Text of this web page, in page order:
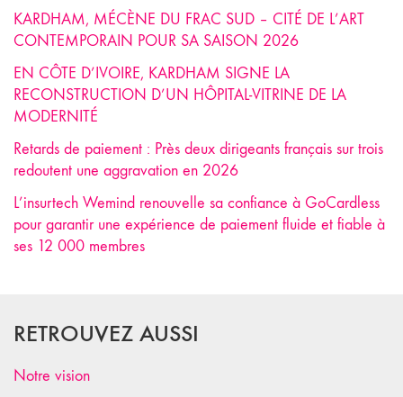
KARDHAM, MÉCÈNE DU FRAC SUD – CITÉ DE L’ART
CONTEMPORAIN POUR SA SAISON 2026
EN CÔTE D’IVOIRE, KARDHAM SIGNE LA
RECONSTRUCTION D’UN HÔPITAL-VITRINE DE LA
MODERNITÉ
Retards de paiement : Près deux dirigeants français sur trois
redoutent une aggravation en 2026
L’insurtech Wemind renouvelle sa confiance à GoCardless
pour garantir une expérience de paiement fluide et fiable à
ses 12 000 membres
RETROUVEZ AUSSI
Notre vision